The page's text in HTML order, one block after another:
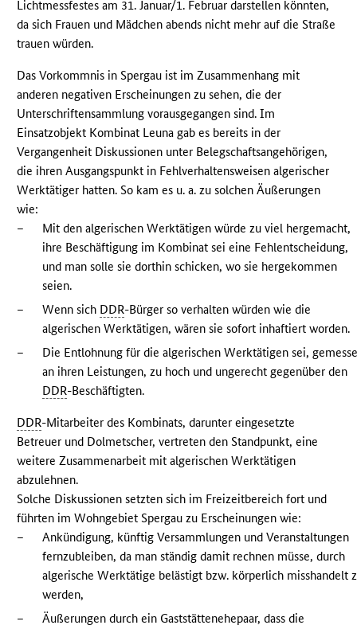
Lichtmessfestes am 31. Januar/1. Februar darstellen könnten,
da sich Frauen und Mädchen abends nicht mehr auf die Straße
trauen würden.
Das Vorkommnis in Spergau ist im Zusammenhang mit
anderen negativen Erscheinungen zu sehen, die der
Unterschriftensammlung vorausgegangen sind. Im
Einsatzobjekt Kombinat Leuna gab es bereits in der
Vergangenheit Diskussionen unter Belegschaftsangehörigen,
die ihren Ausgangspunkt in Fehlverhaltensweisen algerischer
Werktätiger hatten. So kam es u. a. zu solchen Äußerungen
wie:
–
Mit den algerischen Werktätigen würde zu viel hergemacht,
ihre Beschäftigung im Kombinat sei eine Fehlentscheidung,
und man solle sie dorthin schicken, wo sie hergekommen
seien.
–
Wenn sich DDR-Bürger so verhalten würden wie die
algerischen Werktätigen, wären sie sofort inhaftiert worden.
–
Die Entlohnung für die algerischen Werktätigen sei,
an ihren Leistungen, zu hoch und ungerecht gegenüber den
DDR-Beschäftigten.
DDR-Mitarbeiter des Kombinats, darunter eingesetzte
Betreuer und Dolmetscher, vertreten den Standpunkt, eine
weitere Zusammenarbeit mit algerischen Werktätigen
abzulehnen.
Solche Diskussionen setzten sich im Freizeitbereich fort und
führten im Wohngebiet Spergau zu Erscheinungen wie:
–
Ankündigung, künftig Versammlungen und Veranstaltungen
fernzubleiben, da man ständig damit rechnen müsse, durch
algerische Werktätige belästigt bzw. körperlich misshandelt
werden,
–
Äußerungen durch ein Gaststättenehepaar, dass die